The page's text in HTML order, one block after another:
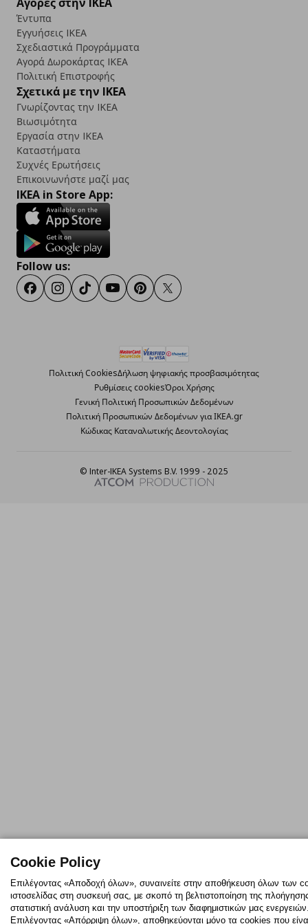
Έντυπα
Εγγυήσεις IKEA
Σχεδιαστικά Προγράμματα
Αγορά Δωρoκάρτας IKEA
Πολιτική Επιστροφής
Σχετικά με την IKEA
Γνωρίζοντας την IKEA
Βιωσιμότητα
Εργασία στην IKEA
Καταστήματα
Συχνές Ερωτήσεις
Επικοινωνήστε μαζί μας
IKEA in Store App:
Follow us:
FacebookInstagram
TikTokYoutubePinterestTwitter
Πολιτική CookiesΔήλωση ψηφιακής προσβασιμότητας
Ρυθμίσεις cookiesΌροι Χρήσης
Γενική Πολιτική Προσωπικών Δεδομένων
Πολιτική Προσωπικών Δεδομένων για ΙΚΕΑ.gr
Κώδικας Καταναλωτικής Δεοντολογίας
© Inter-IKEA Systems B.V. 1999 - 2025
Cookie Policy
Επιλέγοντας «Αποδοχή όλων», συναινείτε στην αποθήκευση όλων των
ιστοσελίδας στη συσκευή σας, με σκοπό τη βελτιστοποίηση της
στατιστική ανάλυση και την υποστήριξη των διαφημιστικών μας
Επιλέγοντας «Απόρριψη όλων», αποθηκεύονται μόνο τα cookies που